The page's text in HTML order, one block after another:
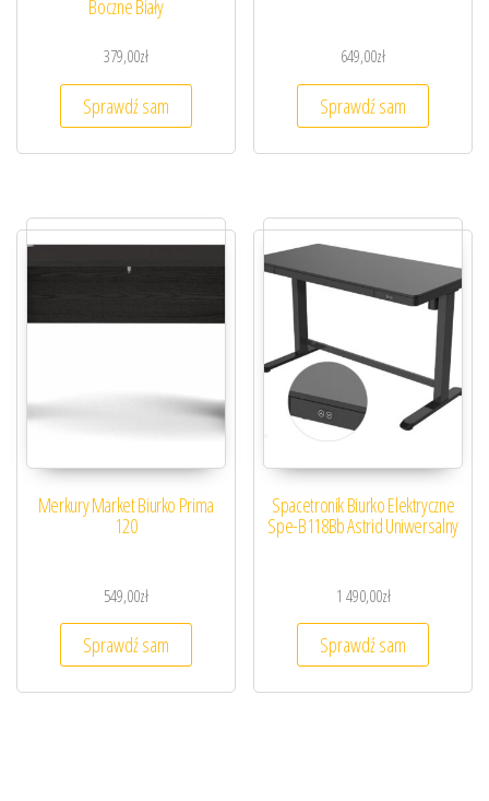
Boczne Biały
379,00zł
Sprawdź sam
649,00zł
Sprawdź sam
Merkury Market Biurko Prima
120
549,00zł
Sprawdź sam
Spacetronik Biurko Elektryczne
Spe-B118Bb Astrid Uniwersalny
1 490,00zł
Sprawdź sam